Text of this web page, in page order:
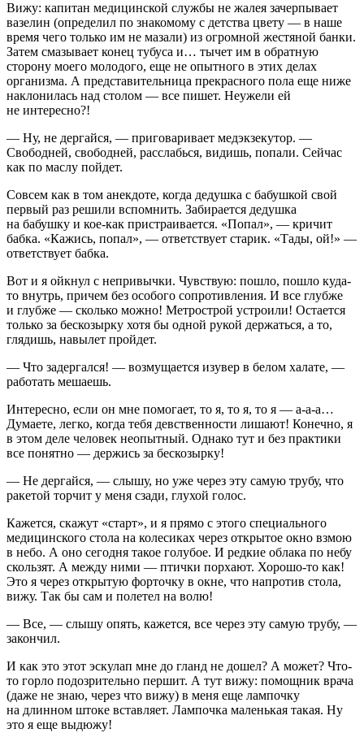
Вижу: капитан медицинской службы не жалея зачерпывает
вазелин (определил по знакомому с детства цвету — в наше
время чего только им не мазали) из огромной жестяной банки.
Затем смазывает конец тубуса и… тычет им в обратную
сторону моего молодого, еще не опытного в этих делах
организма. А представительница прекрасного пола еще ниже
наклонилась над столом — все пишет. Неужели ей
не интересно?!
— Ну, не дергайся, — приговаривает медэкзекутор. —
Свободней, свободней, расслабься, видишь, попали. Сейчас
как по маслу пойдет.
Совсем как в том анекдоте, когда дедушка с бабушкой свой
первый раз решили вспомнить. Забирается дедушка
на бабушку и кое-как пристраивается. «Попал», — кричит
бабка. «Кажись, попал», — ответствует старик. «Тады, ой!» —
ответствует бабка.
Вот и я ойкнул с непривычки. Чувствую: пошло, пошло куда-
то внутрь, причем без особого сопротивления. И все глубже
и глубже — сколько можно! Метрострой устроили! Остается
только за бескозырку хотя бы одной рукой держаться, а то,
глядишь, навылет пройдет.
— Что задергался! — возмущается изувер в белом халате, —
работать мешаешь.
Интересно, если он мне помогает, то я, то я, то я — а-а-а…
Думаете, легко, когда тебя девственности лишают! Конечно, я
в этом деле человек неопытный. Однако тут и без практики
все понятно — держись за бескозырку!
— Не дергайся, — слышу, но уже через эту самую трубу, что
ракетой торчит у меня сзади, глухой голос.
Кажется, скажут «старт», и я прямо с этого специального
медицинского стола на колесиках через открытое окно взмою
в небо. А оно сегодня такое голубое. И редкие облака по небу
скользят. А между ними — птички порхают. Хорошо-то как!
Это я через открытую форточку в окне, что напротив стола,
вижу. Так бы сам и полетел на волю!
— Все, — слышу опять, кажется, все через эту самую трубу, —
закончил.
И как это этот эскулап мне до гланд не дошел? А может? Что-
то горло подозрительно першит. А тут вижу: помощник врача
(даже не знаю, через что вижу) в меня еще лампочку
на длинном штоке вставляет. Лампочка маленькая такая. Ну
это я еще выдюжу!